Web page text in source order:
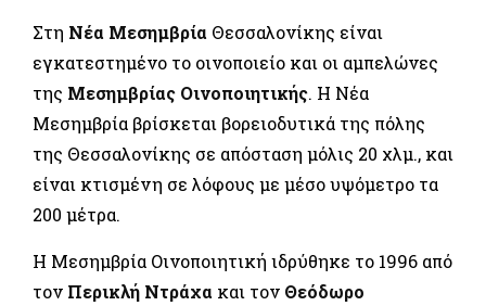
Στη Νέα Μεσημβρία Θεσσαλονίκης είναι
εγκατεστημένο το οινοποιείο και οι αμπελώνες
της Μεσημβρίας Οινοποιητικής. Η Νέα
Μεσημβρία βρίσκεται βορειοδυτικά της πόλης
της Θεσσαλονίκης σε απόσταση μόλις 20 χλμ., και
είναι κτισμένη σε λόφους με μέσο υψόμετρο τα
200 μέτρα.
Η Μεσημβρία Οινοποιητική ιδρύθηκε το 1996 από
τον Περικλή Ντράχα και τον Θεόδωρο